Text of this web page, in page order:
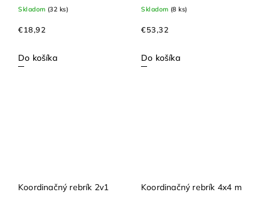
Skladom (32 ks)
€18,92
Do košíka
Skladom (8 ks)
€53,32
Do košíka
Koordinačný rebrík 2v1 Koordinačný rebrík 4x4 m